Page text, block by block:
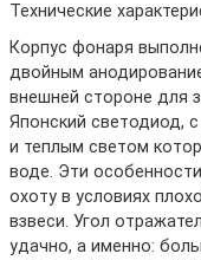
Технические
Корпус фонаря
двойным
внешней стороне для
Японский светодиод,
и теплым светом
воде. Эти
охоту в условиях
взвеси. Угол
удачно, а именно: